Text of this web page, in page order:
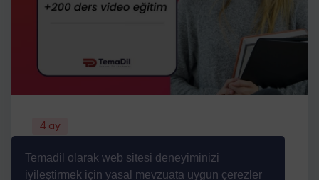
Temadil olarak web sitesi deneyiminizi
iyileştirmek için yasal mevzuata uygun çerezler
4 ay
IELTS